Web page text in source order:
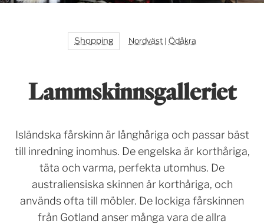
Shopping Nordväst Ödåkra
Lammskinnsgalleriet
Isländska fårskinn är långhåriga och passar bäst
till inredning inomhus. De engelska är korthåriga,
täta och varma, perfekta utomhus. De
australiensiska skinnen är korthåriga, och
används ofta till möbler. De lockiga fårskinnen
från Gotland anser många vara de allra